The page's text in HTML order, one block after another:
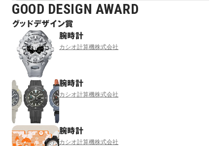
GOOD DESIGN AWARD
グッドデザイン賞
腕時計
カシオ計算機株式会社
腕時計
カシオ計算機株式会社
腕時計
カシオ計算機株式会社